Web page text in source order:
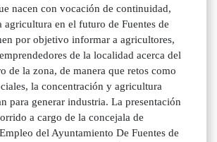
nacen con vocación de continuidad,
agricultura en el futuro de Fuentes de
por objetivo informar a agricultores,
de la localidad acerca del
de la zona, de manera que retos como
la concentración y agricultura
para generar industria. La presentación
a cargo de la concejala de
del Ayuntamiento De Fuentes de